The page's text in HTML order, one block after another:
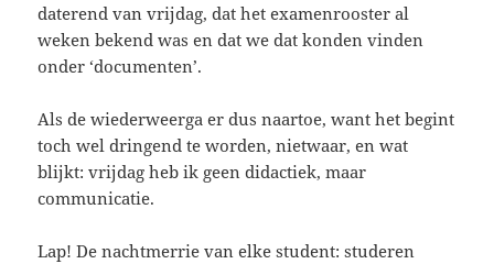
daterend van vrijdag, dat het examenrooster al
weken bekend was en dat we dat konden vinden
onder ‘documenten’.
Als de wiederweerga er dus naartoe, want het begint
toch wel dringend te worden, nietwaar, en wat
blijkt: vrijdag heb ik geen didactiek, maar
communicatie.
Lap! De nachtmerrie van elke student: studeren